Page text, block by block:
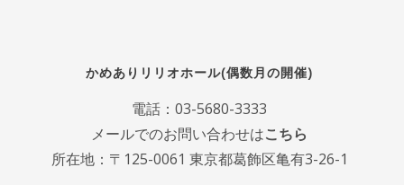
かめありリリオホール(偶数月の開催)
電話：03-5680-3333
メールでのお問い合わせはこちら
所在地：〒125-0061 東京都葛飾区亀有3-26-1